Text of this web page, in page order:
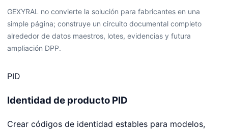
GEXYRAL no convierte la solución para fabricantes en una
simple página; construye un circuito documental completo
alrededor de datos maestros, lotes, evidencias y futura
ampliación DPP.
PID
Identidad de producto PID
Crear códigos de identidad estables para modelos,